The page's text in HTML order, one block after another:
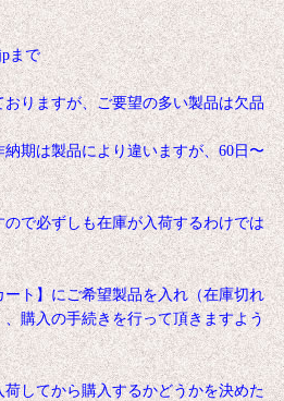
まで
りますが、ご要望の多い製品は欠品
期は製品により違いますが、60日〜
で必ずしも在庫が入荷するわけでは
ト】にご希望製品を入れ（在庫切れ
購入の手続きを行って頂きますよう
します。
してから購入するかどうかを決めた